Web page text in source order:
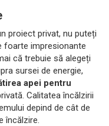
proiect privat, nu puteți
foarte impresionante
că trebuie să alegeți
sursei de energie,
apei pentru
Calitatea încălzirii
depind de cât de
încălzire.